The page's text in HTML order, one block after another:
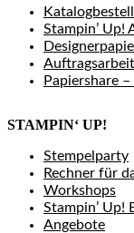
Stampin’ Up!
Papiershare
STAMPIN‘ UP!
Stempelparty
Rechner für
Workshops
Stampin’ Up!
Angebote